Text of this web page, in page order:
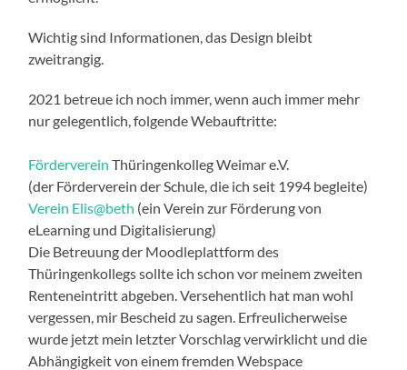
Wichtig sind Informationen, das Design bleibt
zweitrangig.
2021 betreue ich noch immer, wenn auch immer mehr
nur gelegentlich, folgende Webauftritte:
FördervereinThüringenkolleg Weimar e.V.
(der Förderverein der Schule, die ich seit 1994 begleite)
Verein Elis@beth (ein Verein zur Förderung von
eLearning und Digitalisierung)
Die Betreuung der Moodleplattform des
Thüringenkollegs sollte ich schon vor meinem zweiten
Renteneintritt abgeben. Versehentlich hat man wohl
vergessen, mir Bescheid zu sagen. Erfreulicherweise
wurde jetzt mein letzter Vorschlag verwirklicht und die
Abhängigkeit von einem fremden Webspace